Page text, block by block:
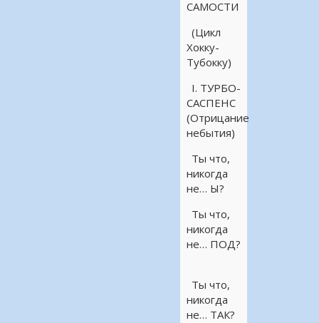
САМОСТИ
(Цикл
Хокку-
Тубокку)
I. ТУРБО-
САСПЕНС
(Отрицание
небытия)
Ты что,
никогда
не… Ы?
Ты что,
никогда
не… ПОД?
Ты что,
никогда
не… ТАК?